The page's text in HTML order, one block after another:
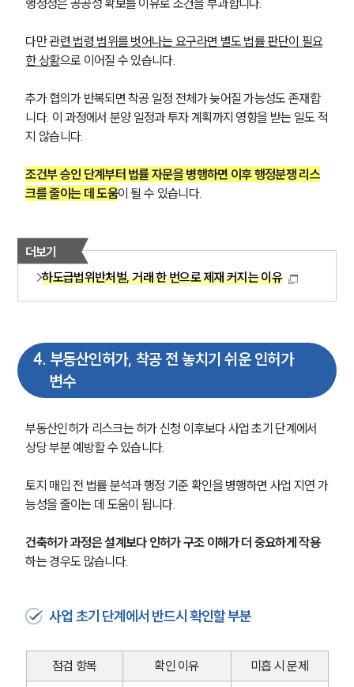
고객후기
업무분야
건설부 업무
전체
구성원 소개
부동산전문변호사
소식/자료
언론보도
공지사항
뉴스레터/브로슈어
세미나
대륜법률상담예약
행정청은 공공성 확보를 이유로 조건을 부과합니다.
다만 관련 법령 범위를 벗어나는 요구라면 별도 법률 판단이 필요
한 상황으로 이어질 수 있습니다.
추가 협의가 반복되면 착공 일정 전체가 늦어질 가능성도 존재합
니다. 이 과정에서 분양 일정과 투자 계획까지 영향을 받는 일도 적
지 않습니다.
조건부 승인 단계부터 법률 자문을 병행하면 이후 행정분쟁 리스
크를 줄이는 데 도움이 될 수 있습니다.
더보기
하도급법위반처벌, 거래 한 번으로 제재 커지는 이유
4. 부동산인허가, 착공 전 놓치기 쉬운 인허가
변수
부동산인허가 리스크는 허가 신청 이후보다 사업 초기 단계에서
상당 부분 예방할 수 있습니다.
토지 매입 전 법률 분석과 행정 기준 확인을 병행하면 사업 지연 가
능성을 줄이는 데 도움이 됩니다.
건축허가 과정은 설계보다 인허가 구조 이해가 더 중요하게 작용
하는 경우도 많습니다.
사업 초기 단계에서 반드시 확인할 부분
점검 항목 확인 이유
미흡 시 문제